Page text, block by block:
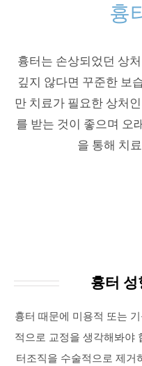
흉
흉터는 손상되었던 상
깊지 않다면 꾸준한 보
만 치료가 필요한 상처
를 받는 것이 좋으며 오
을 통해 치
흉터 성
흉터 때문에 미용적 또는
적으로 교정을 생각해봐야
터조직을 수술적으로 제거